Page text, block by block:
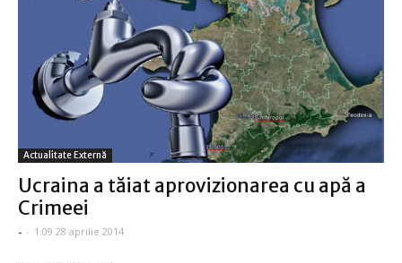
Actualitate Externă
Ucraina a tăiat aprovizionarea cu apă a
Crimeei
- - 1:09 28 aprilie 2014